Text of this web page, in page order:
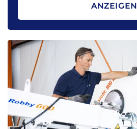
ANZEIGEN